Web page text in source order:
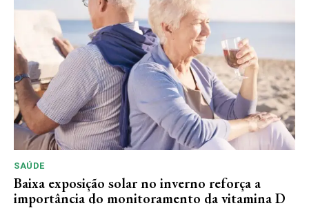
SAÚDE
Baixa exposição solar no inverno reforça a
importância do monitoramento da vitamina D